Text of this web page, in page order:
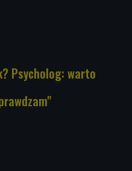
Psycholog: warto